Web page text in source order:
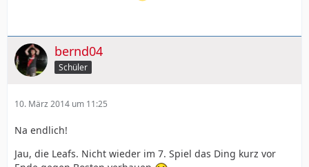
bernd04
Schüler
10. März 2014 um 11:25
Na endlich!
Jau, die Leafs. Nicht wieder im 7. Spiel das Ding kurz vor